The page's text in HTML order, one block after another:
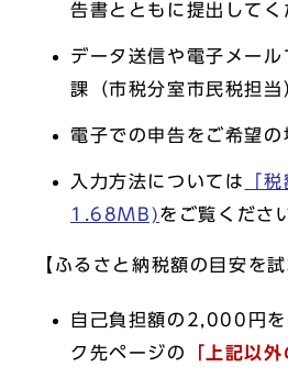
告書とともに提出してく
データ送信や電子メー
課（市税分室市民税担
電子での申告をご希望の
入力方法については
「
1.68MB)をご覧くださ
【ふるさと納税額の目安を
自己負担額の2,000円を
ク先ページの
「上記以外